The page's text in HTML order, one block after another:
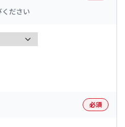
ださい
必須